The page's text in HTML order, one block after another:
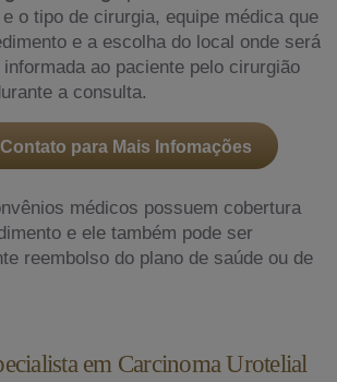
o tipo de cirurgia, equipe médica que
e a escolha do local onde será
ao paciente pelo cirurgião
a consulta.
para Mais Infomações
médicos possuem cobertura
e ele também pode ser
reembolso do plano de saúde ou de
em Carcinoma Urotelial